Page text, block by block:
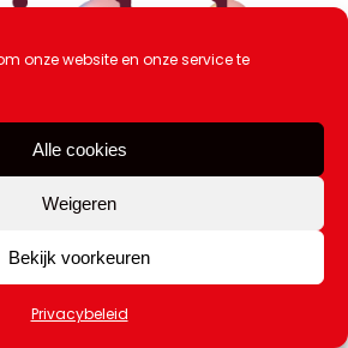
onze website en onze service te
Alle cookies
Weigeren
Bekijk voorkeuren
Privacybeleid